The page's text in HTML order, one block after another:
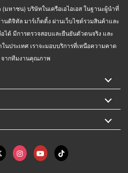
มหาชน) บริษัทในเครือเอไอเอส ในฐานะผู้นำที่
ดิจิทัล มาร์เก็ตติ้ง ผ่านเว็บไซต์รวมสินค้าและ
ได้ มีการตรวจสอบและยืนยันตัวตนจริง และ
ประเทศ เราจะมอบบริการที่เหนือความคาด
ากทีมงานคุณภาพ